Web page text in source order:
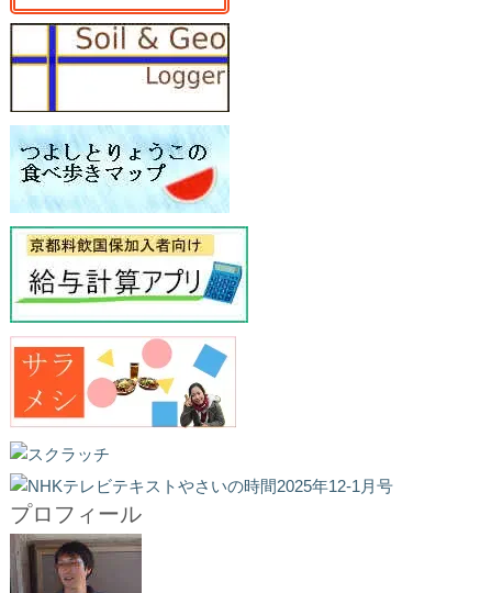
プロフィール